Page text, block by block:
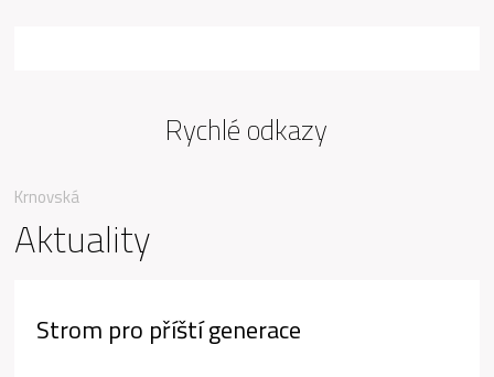
Krnovská
Aktuality
Strom pro příští generace
Rychlé odkazy